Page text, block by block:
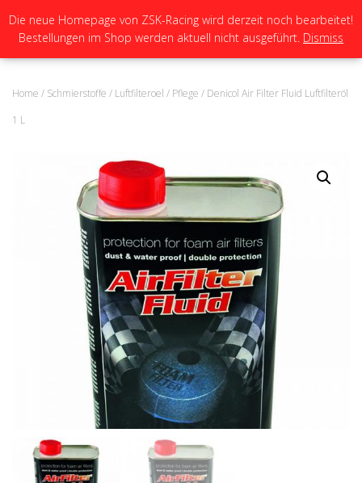
N
A
Home / Schmierstoffe / Luftfilteroel / Pflege / Denicol Air Filter Fluid Luftfilteröl
1 L
Die neue Homepage von ZSK-Racing wird derzeit noch bearbeitet!
Bestellungen im Shop werden aktuell nicht ausgeführt. Dismiss